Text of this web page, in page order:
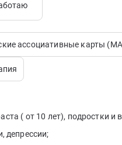
ассоциативные карты
( от 10 лет), подростки и
депрессии;